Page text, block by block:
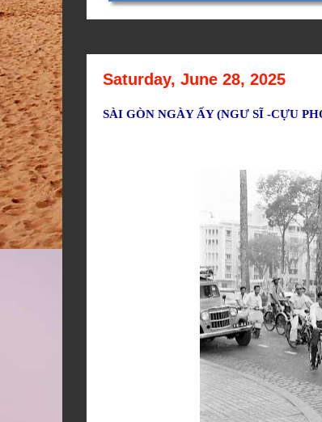
Saturday, June 28, 2025
SÀI GÒN NGÀY ẤY (NGƯ SĨ -CỰU